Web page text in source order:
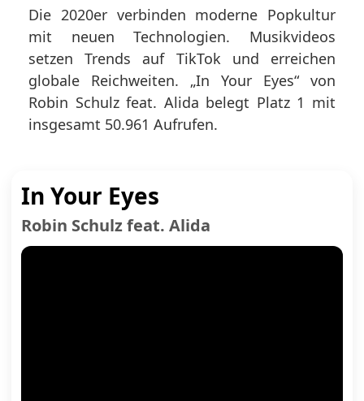
Die 2020er verbinden moderne Popkultur
mit neuen Technologien. Musikvideos
setzen Trends auf TikTok und erreichen
globale Reichweiten. „In Your Eyes“ von
Robin Schulz feat. Alida belegt Platz 1 mit
insgesamt 50.961 Aufrufen.
In Your Eyes
Robin Schulz feat. Alida